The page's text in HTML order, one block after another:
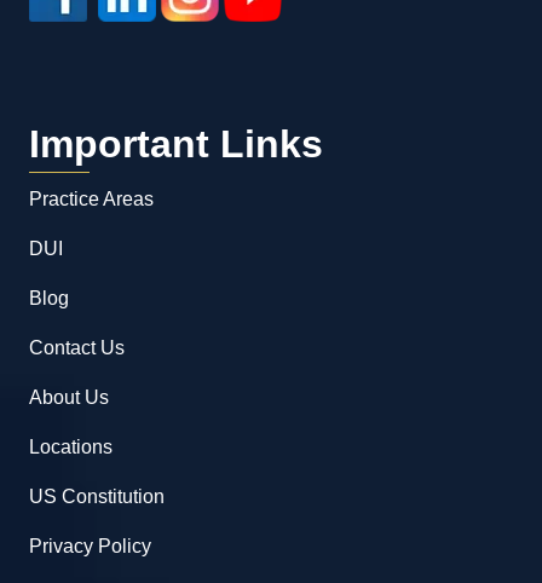
Important Links
Practice Areas
DUI
Blog
Contact Us
About Us
Locations
US Constitution
Privacy Policy